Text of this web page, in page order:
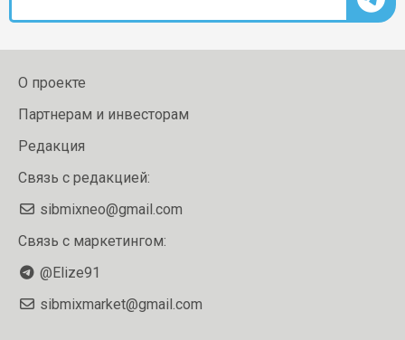
О проекте
Партнерам и инвесторам
Редакция
Связь с редакцией:
sibmixneo@gmail.com
Связь с маркетингом:
@Elize91
sibmixmarket@gmail.com